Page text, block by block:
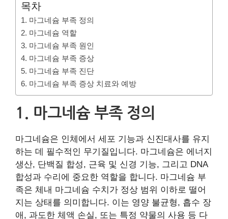
목차
1. 마그네슘 부족 정의
2. 마그네슘 역할
3. 마그네슘 부족 원인
4. 마그네슘 부족 증상
5. 마그네슘 부족 진단
6. 마그네슘 부족 증상 치료와 예방
1. 마그네슘 부족 정의
마그네슘은 인체에서 세포 기능과 신진대사를 유지
하는 데 필수적인 무기질입니다. 마그네슘은 에너지
생산, 단백질 합성, 근육 및 신경 기능, 그리고 DNA
합성과 수리에 중요한 역할을 합니다. 마그네슘 부
족은 체내 마그네슘 수치가 정상 범위 이하로 떨어
지는 상태를 의미합니다. 이는 영양 불균형, 흡수 장
애, 과도한 체액 손실, 또는 특정 약물의 사용 등 다